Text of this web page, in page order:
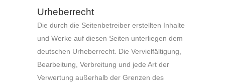
Urheberrecht
Die durch die Seitenbetreiber erstellten Inhalte
und Werke auf diesen Seiten unterliegen dem
deutschen Urheberrecht. Die Vervielfältigung,
Bearbeitung, Verbreitung und jede Art der
Verwertung außerhalb der Grenzen des